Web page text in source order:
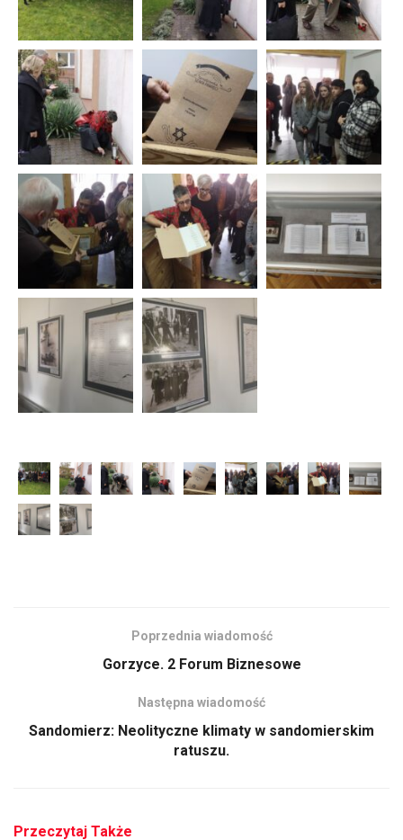
Poprzednia wiadomość
Gorzyce. 2 Forum Biznesowe
Następna wiadomość
Sandomierz: Neolityczne klimaty w sandomierskim
ratuszu.
Przeczytaj Także